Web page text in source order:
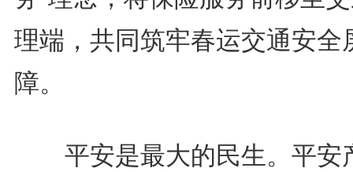
理端，共同筑牢春运交通安全
障。
平安是最大的民生。平安